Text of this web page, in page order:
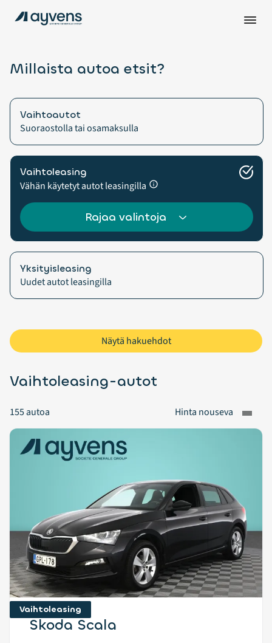
Millaista autoa etsit?
Vaihtoautot
Suoraostolla tai osamaksulla
Vaihtoleasing
Vähän käytetyt autot leasingilla
Rajaa valintoja
Yksityisleasing
Uudet autot leasingilla
Näytä hakuehdot
Vaihtoleasing-autot
155autoa
Vaihtoleasing
Skoda Scala